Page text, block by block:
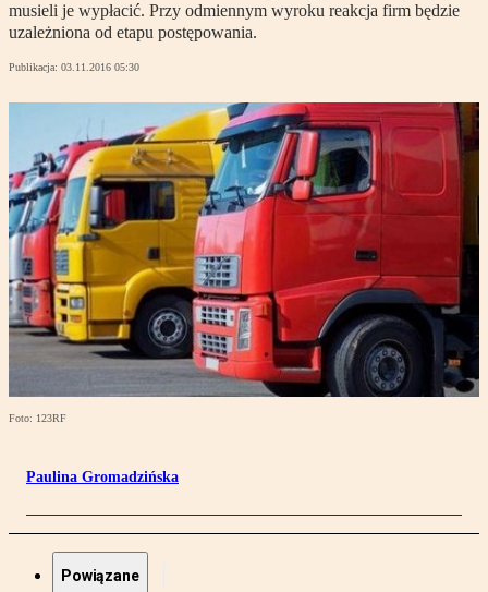
musieli je wypłacić. Przy odmiennym wyroku reakcja firm będzie
uzależniona od etapu postępowania.
Publikacja: 03.11.2016 05:30
Foto: 123RF
Paulina Gromadzińska
Powiązane